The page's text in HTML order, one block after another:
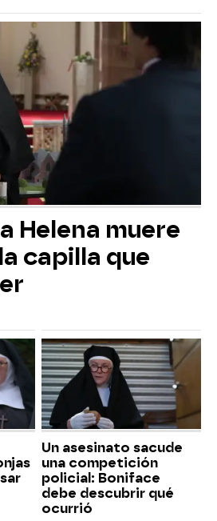
Helena muere
capilla que
Un asesinato sacude
una competición
policial: Boniface
debe descubrir qué
ocurrió